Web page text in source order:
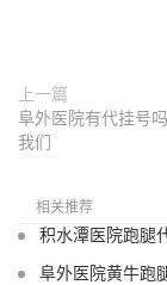
上一篇
阜外医院有代挂号
我们
相关推荐
积水潭医院跑腿
阜外医院黄牛跑